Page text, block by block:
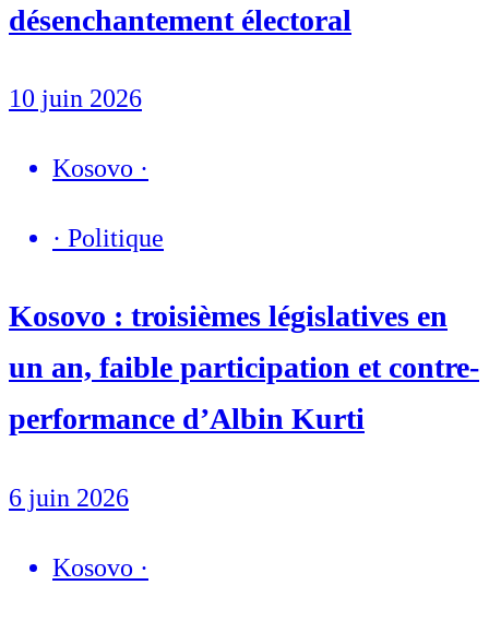
désenchantement électoral
10 juin 2026
Kosovo ·
· Politique
Kosovo : troisièmes législatives en
un an, faible participation et contre-
performance d’Albin Kurti
6 juin 2026
Kosovo ·